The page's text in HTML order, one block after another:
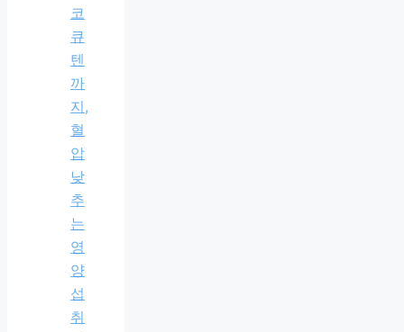
코
큐
텐
까
지,
혈
압
낮
추
는
영
양
섭
취